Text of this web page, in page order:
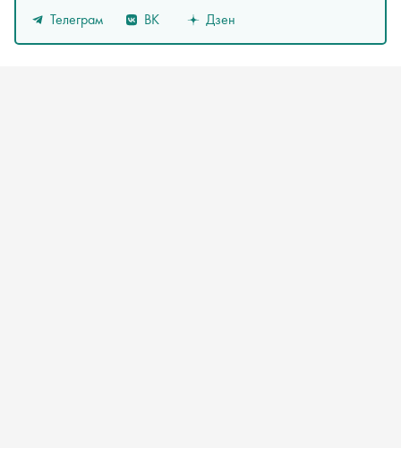
Телеграм
ВК Дзен